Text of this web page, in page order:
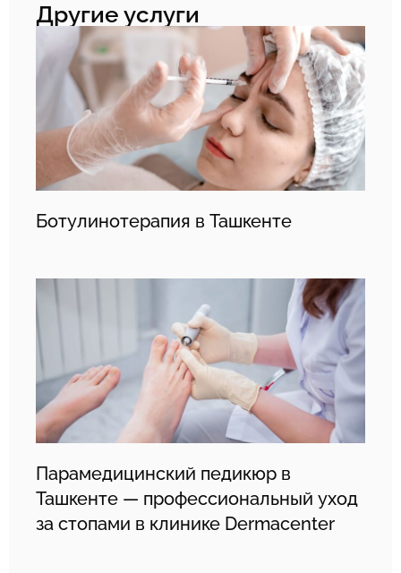
Другие услуги
Ботулинотерапия в Ташкенте
Парамедицинский педикюр в
Ташкенте — профессиональный уход
за стопами в клинике Dermacenter